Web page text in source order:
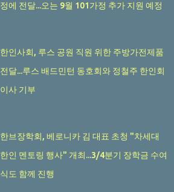
정에 전달...오는 9월 101가정 추가 지원 예정
한인사회, 루스 공원 직원 위한 주방가전제품
전달...루스 배드민턴 동호회와 정철주 한인회
이사 기부
한브장학회, 베로니카 김 대표 초청 "차세대
한인 멘토링 행사" 개최...3/4분기 장학금 수여
식도 함께 진행